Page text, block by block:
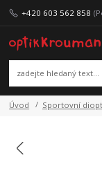
+420 603 562 858
Úvod Sportovní